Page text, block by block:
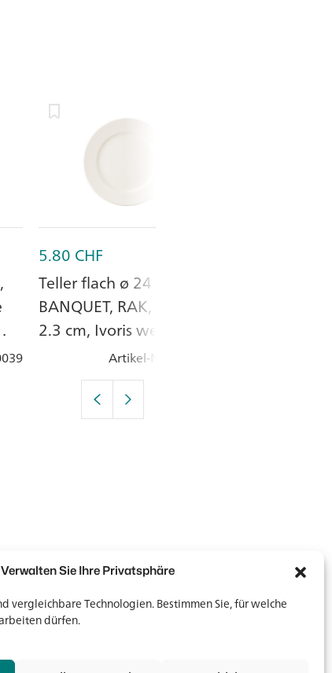
Verwalten Sie Ihre Privatsphäre
vergleichbare Technologien. Bestimmen Sie, für welche
dürfen.
5.80 CHF
Teller flach ø 24 cm,
BANQUET, RAK, Höhe
2.3 cm, Ivoris weiss,
Artikel-Nr.